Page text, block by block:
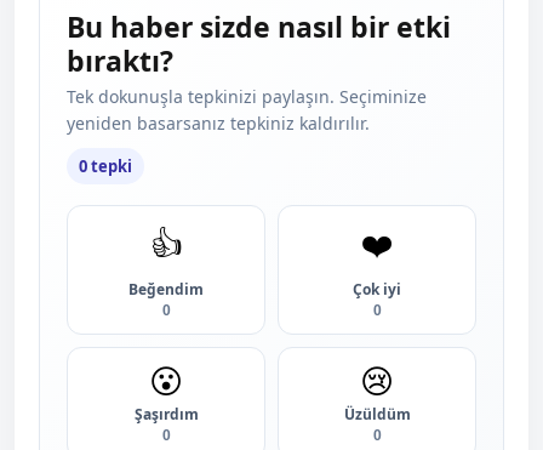
Bu haber sizde nasıl bir etki
bıraktı?
Tek dokunuşla tepkinizi paylaşın. Seçiminize
yeniden basarsanız tepkiniz kaldırılır.
0 tepki
👍
Beğendim
0
❤️
Çok iyi
0
😮
Şaşırdım
0
😢
Üzüldüm
0